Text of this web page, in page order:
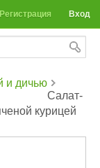
Вход
Регистрация
и дичью
Салат-
курицей